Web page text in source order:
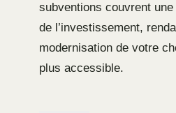
subventions couvrent
de l’investissement,
modernisation de votre
plus accessible.